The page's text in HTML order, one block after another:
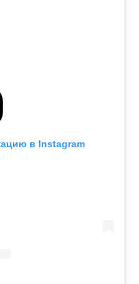
в Instagram